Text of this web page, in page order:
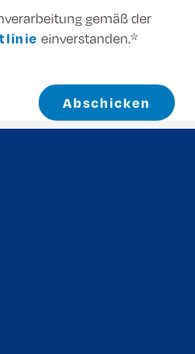
gemäß der
einverstanden.*
Abschicken